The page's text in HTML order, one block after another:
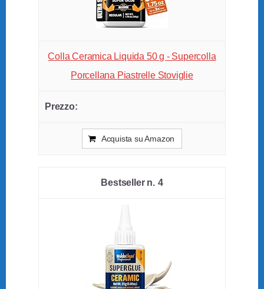
Colla Ceramica Liquida 50 g - Supercolla
Porcellana Piastrelle Stoviglie
Acquista su Amazon
4